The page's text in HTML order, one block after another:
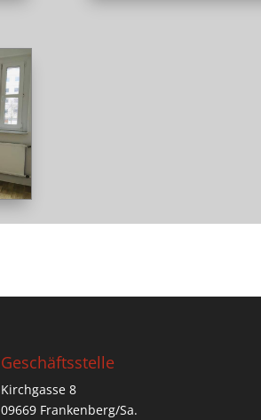
Geschäftsstelle
Kirchgasse 8
09669 Frankenberg/Sa.